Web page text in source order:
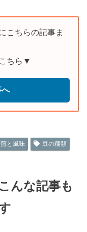
こちらの記事ま
ちら▼
へ
と風味 豆の種類
んな記事も